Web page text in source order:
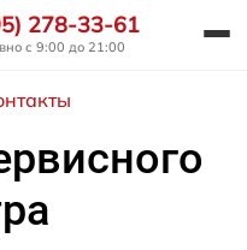
278-33-61
с 9:00 до 21:00